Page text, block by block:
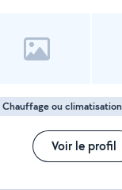
Chauffage ou climatisation
Voir le profil